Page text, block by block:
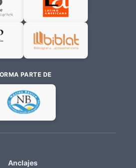
PARTE DE
Anclajes